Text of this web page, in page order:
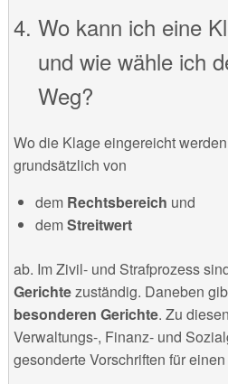
Wo kann ich eine
und wie wähle ich
Weg?
Wo die Klage eingereicht
grundsätzlich von
dem Rechtsbereich und
demStreitwert
ab. Im Zivil- und Strafprozess
Gerichtezuständig. Daneben
besonderen Gerichte. Zu
Verwaltungs-, Finanz- und
gesonderte Vorschriften für